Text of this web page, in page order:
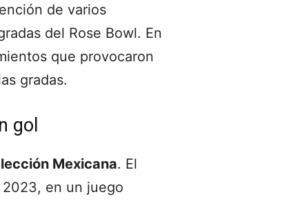
de varios
del Rose Bowl. En
que provocaron
gradas.
gol
Mexicana. El
en un juego